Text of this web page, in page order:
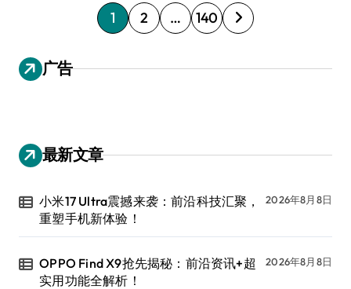
文
章
分
1 2 … 140
广告
最新文章
小米17 Ultra震撼来袭：前沿科技汇聚，
重塑手机新体验！
2026年8月8日
OPPO Find X9抢先揭秘：前沿资讯+超
实用功能全解析！
2026年8月8日